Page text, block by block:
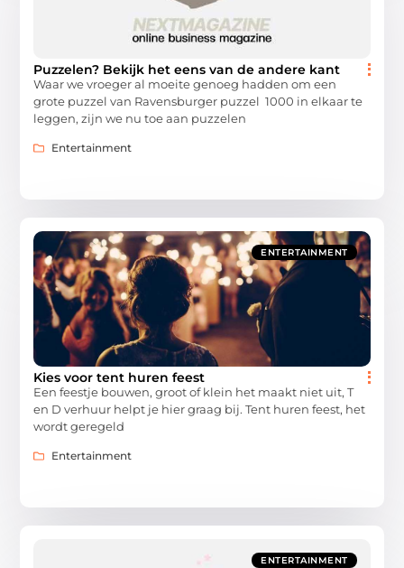
Puzzelen? Bekijk het eens van de andere kant
Waar we vroeger al moeite genoeg hadden om een
grote puzzel van Ravensburger puzzel 1000 in elkaar te
leggen, zijn we nu toe aan puzzelen
Entertainment
ENTERTAINMENT
Kies voor tent huren feest
Een feestje bouwen, groot of klein het maakt niet uit, T
en D verhuur helpt je hier graag bij. Tent huren feest, het
wordt geregeld
Entertainment
ENTERTAINMENT